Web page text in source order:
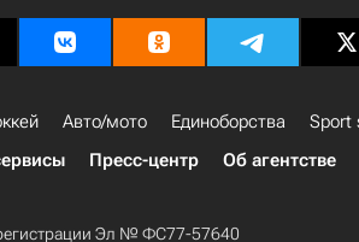
Авто/мото Единоборства Sport
Пресс-центр Об агентстве
Эл № ФС77-57640